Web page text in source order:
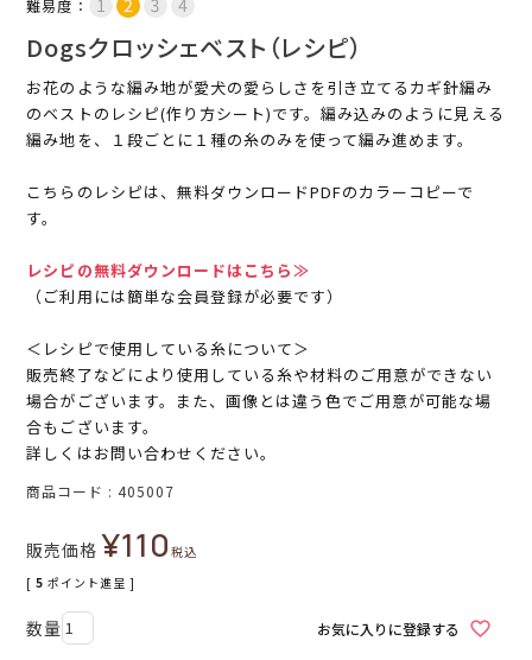
難易度：
Dogsクロッシェベスト（レシピ）
お花のような編み地が愛犬の愛らしさを引き立てるカギ針編み
のベストのレシピ(作り方シート)です。編み込みのように見える
編み地を、１段ごとに１種の糸のみを使って編み進めます。
こちらのレシピは、無料ダウンロードPDFのカラーコピーで
す。
レシピの無料ダウンロードはこちら≫
（ご利用には簡単な会員登録が必要です）
＜レシピで使用している糸について＞
販売終了などにより使用している糸や材料のご用意ができない
場合がございます。また、画像とは違う色でご用意が可能な場
合もございます。
詳しくはお問い合わせください。
商品コード 405007
販売価格 ¥110税込
[ 5 ポイント進呈 ]
お気に入りに登録する